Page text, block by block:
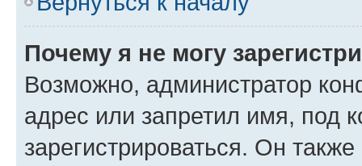
Почему я не могу
Возможно, администратор
адрес или запретил имя, под
зарегистрироваться. Он